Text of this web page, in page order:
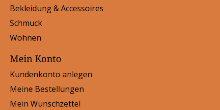
Bekleidung & Accessoires
Schmuck
Wohnen
Mein Konto
Kundenkonto anlegen
Meine Bestellungen
Mein Wunschzettel